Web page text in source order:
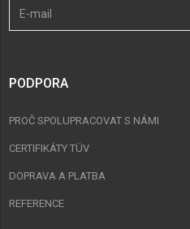
PODPORA
PROČ SPOLUPRACOVAT S NÁMI
CERTIFIKÁTY TÜV
DOPRAVA A PLATBA
REFERENCE